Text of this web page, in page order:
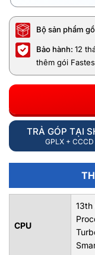
Bộ sản phẩm
Bảo hành: 12
thêm gói
TRẢ GÓP TẠI
GPLX + CCCD
CPU
13th